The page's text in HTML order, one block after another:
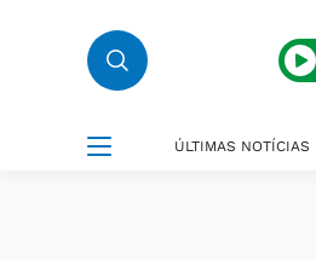
ÚLTIMAS NOTÍCIAS